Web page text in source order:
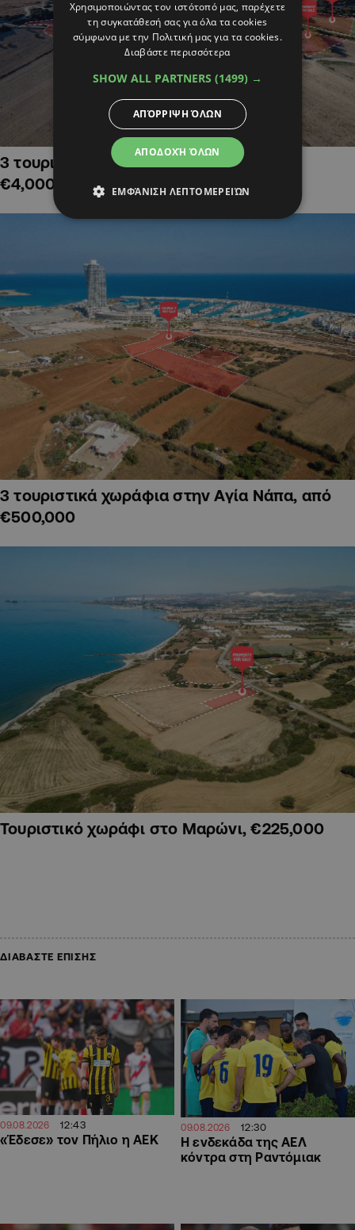
3 τουριστικά χωράφια στην Αλαμινό,
€4,000,000
3 τουριστικά χωράφια στην Αγία Νάπα, από
€500,000
Τουριστικό χωράφι στο Μαρώνι, €225,000
ΔΙΑΒΑΣΤΕ ΕΠΙΣΗΣ
09.08.2026 12:43
«Έδεσε» τον Πήλιο η ΑΕΚ
09.08.2026 12:30
Η ενδεκάδα της ΑΕΛ
κόντρα στη Ραντόμιακ
Χρησιμοποιώντας τον ιστότοπό μας, παρέχετε
τη συγκατάθεσή σας για όλα τα cookies
σύμφωνα με την Πολιτική μας για τα cookies.
Διαβάστε περισσότερα
SHOW ALL PARTNERS (1499) →
ΑΠΟΔΟΧΉ ΌΛΩΝ
ΑΠΌΡΡΙΨΗ ΌΛΩΝ
ΕΜΦΆΝΙΣΗ ΛΕΠΤΟΜΕΡΕΙΏΝ